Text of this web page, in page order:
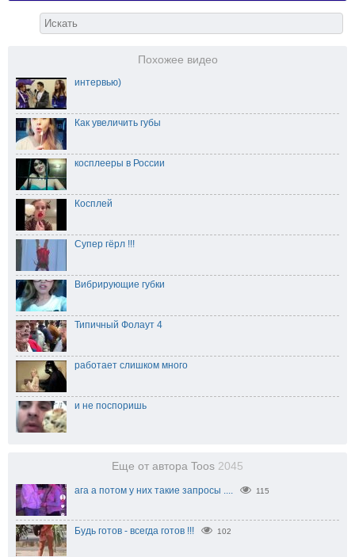
Похожее видео
интервью)
Как увеличить губы
косплееры в России
Косплей
Супер гёрл !!!
Вибрирующие губки
Типичный Фолаут 4
работает слишком много
и не поспоришь
Еще от автора Toos 2045
ага а потом у них такие запросы .... 115
Будь готов - всегда готов !!! 102